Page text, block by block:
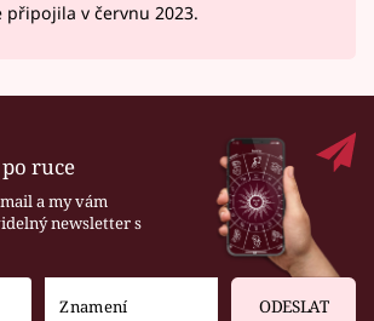
připojila v červnu 2023.
ruce
a my vám
newsletter s
ODESLAT